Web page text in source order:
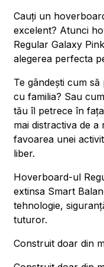
Cauți un
excelent? Atunci
Regular Galaxy
alegerea perfecta
Te gândești cum
cu familia? Sau
tău îl petrece în
mai distractiva de
favoarea unei
liber.
Hoverboard-ul
extinsa Smart
tehnologie,
tuturor.
Construit doar din